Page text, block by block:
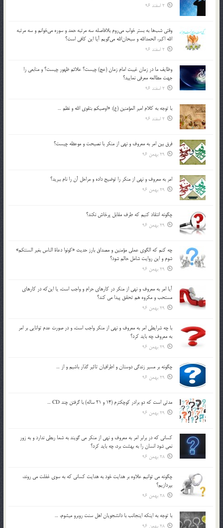
2 اسفند 96
وقتي شب‌ها به بستر خواب مي‌روم بلافاصله سه مرتبه حمد و سوره مي‌خوانم و سه مرتبه
الله اكبر، الحمدالله و سبحان‌الله مي‌گويم آيا اين كافي است؟
2 اسفند 96
وظايف ما در زمان غيبت امام زمان (عج) چيست؟ علائم ظهور چيست؟ و منابعي را
جهت مطالعه معرفي نماييد؟
2 اسفند 96
با توجه به كلام امير المؤمنين (ع): «اوصيكم بتقوي الله و نظم …
2 اسفند 96
فرق بين امر به معروف و نهي از منكر با نصيحت و موعظه چيست؟
29 بهمن 96
امر به معروف و نهي از منكر را توضيح داده و مراحل آن را نام ببريد؟
29 بهمن 96
چگونه انتقاد كنيم كه طرف مقابل پرخاش نكند؟
29 بهمن 96
چه كنم كه الگوي عملي مؤمنين و مصداق بارز حديث «كونوا دعاة الناس بغير السنتكم»
شوم و اين روايت شامل حالم شود؟
29 بهمن 96
آيا امر به معروف و نهي از منكر در كارهاي حرام و واجب است، يا اين‌كه در كارهاي
مستحب و مكروه هم تحقق پيدا مي كند؟
29 بهمن 96
با چه شرايطي امر به معروف و نهي از منکر واجب است، و در صورت عدم توانايي بر امر
به معروف چه بايد کرد؟
29 بهمن 96
چگونه بر مسير زندگي دوستان و اطرافيان تاثير گذار باشيم و از …
29 بهمن 96
مدتي است كه دو برادر كوچكترم (14 و 21 ساله) با گرفتن چند CD …
29 بهمن 96
كساني كه در برابر امر به معروف و نهي از منكر مي گويند به شما ربطي ندارد و به زور
نمي شود انسان را به بهشت برد، چه بايد كرد؟
28 بهمن 96
چگونه مي توانيم علاوه بر هدايت خود به هدايت كساني كه به سوي غفلت مي روند،
بپردازيم؟
28 بهمن 96
با توجه به اينكه اينجانب با دانشجويان اهل سنت روبرو مي‎شوم، …
28 بهمن 96